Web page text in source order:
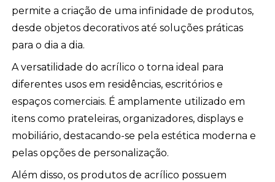
permite a criação de uma infinidade de produtos,
desde objetos decorativos até soluções práticas
para o dia a dia.
A versatilidade do acrílico o torna ideal para
diferentes usos em residências, escritórios e
espaços comerciais. É amplamente utilizado em
itens como prateleiras, organizadores, displays e
mobiliário, destacando-se pela estética moderna e
pelas opções de personalização.
Além disso, os produtos de acrílico possuem